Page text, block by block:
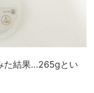
た結果...265gとい